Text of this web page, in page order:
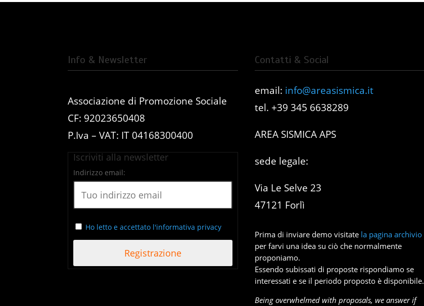
Info & Newsletter
Associazione di Promozione Sociale
CF: 92023650408
P.Iva – VAT: IT 04168300400
Iscriviti alla newsletter
Indirizzo email:
Ho letto e accettato l'informativa privacy
Contatti & Social
email: info@areasismica.it
tel. +39 345 6638289
AREA SISMICA APS
sede legale:
Via Le Selve 23
47121 Forlì
Prima di inviare demo visitate la pagina archivio
per farvi una idea su ciò che normalmente
proponiamo.
Essendo subissati di proposte rispondiamo se
interessati e se il periodo proposto è disponibile.
Being overwhelmed with proposals, we answer if